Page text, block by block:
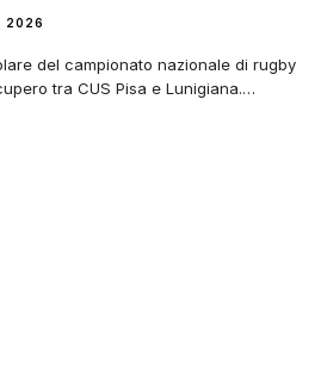
2026
del campionato nazionale di rugby
tra CUS Pisa e Lunigiana.…